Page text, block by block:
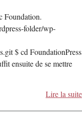
Foundation.
folder/wp-
$ cd FoundationPress
ensuite de se mettre
Lire la suite